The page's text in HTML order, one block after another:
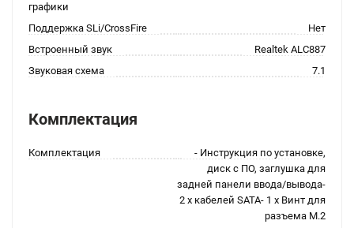
графики
Поддержка SLi/CrossFire
Нет
Встроенный звук
Realtek ALC887
Звуковая схема
7.1
Комплектация
Комплектация
- Инструкция по установке,
диск с ПО, заглушка для
задней панели ввода/вывода-
2 x кабелей SATA- 1 x Винт для
разъема M.2